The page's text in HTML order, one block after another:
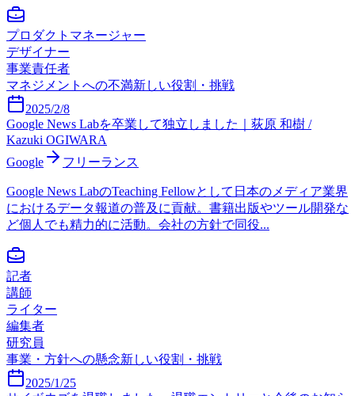
プロダクトマネージャー
デザイナー
事業責任者
マネジメントへの不満新しい役割・挑戦
2025/2/8
Google News Labを卒業して独立しました｜荻原 和樹 /
Kazuki OGIWARA
Google
フリーランス
Google News LabのTeaching Fellowとして日本のメディア業界
におけるデータ報道の普及に貢献。書籍出版やツール開発な
ど個人でも精力的に活動。会社の方針で同役...
記者
講師
ライター
編集者
研究員
事業・方針への懸念新しい役割・挑戦
2025/1/25